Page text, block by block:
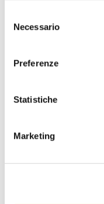
delNecessario
Preferenze
Statistiche
Marketing
nelle scuole: “Interventi